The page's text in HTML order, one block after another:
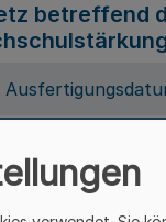
betreffend
zur